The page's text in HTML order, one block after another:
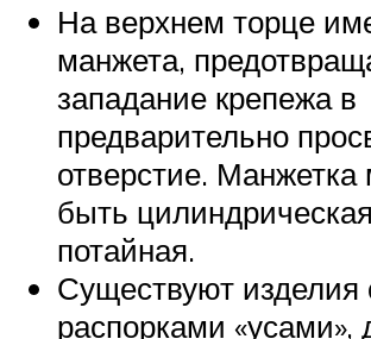
На верхнем торце
манжета,
западание крепежа в
предварительно
отверстие. Манжетка
быть
потайная.
Существуют изделия
распорками «усами»,